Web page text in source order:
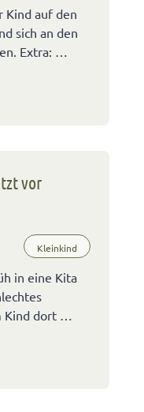
Kind auf den
sich an den
Extra: …
vor
Kleinkind
in eine Kita
Kind dort …